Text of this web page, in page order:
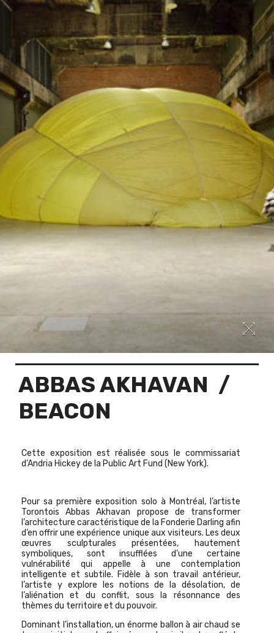
ABBAS AKHAVAN /
BEACON
Cette exposition est réalisée sous le commissariat
d’Andria Hickey de la Public Art Fund (New York).
Pour sa première exposition solo à Montréal, l’artiste
TorontoisAbbas Akhavan propose de transformer
l’architecture caractéristique de la Fonderie Darling afin
d’en offrir une expérience unique aux visiteurs. Les deux
œuvres sculpturales présentées, hautement
symboliques, sont insufflées d’une certaine
vulnérabilité qui appelle à une contemplation
intelligente et subtile. Fidèle à son travail antérieur,
l’artiste y explore les notions de la désolation, de
l’aliénation et du conflit, sous la résonnance des
thèmes du territoire et du pouvoir.
Dominant l’installation, un énorme ballon à air chaud se